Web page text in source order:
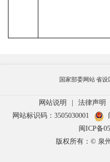
国家部委网站省设
网站说明 | 法律声明
网站标识码：3505030001
闽ICP备
版权所有：© 泉